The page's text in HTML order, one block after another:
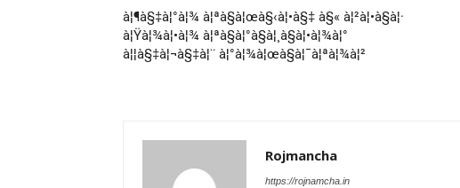
à¦¶à§‡à¦°à¦¾ à¦ªà§à¦œà§‹à¦•à§‡ à§« à¦²à¦•à§à¦·
à¦Ÿà¦¾à¦•à¦¾ à¦ªà§à¦°à§à¦¸à§à¦•à¦¾à¦°
à¦¦à§‡à¦¬à§‡à¦¨ à¦°à¦¾à¦œà§à¦¯à¦ªà¦¾à¦²
Rojmancha
https://rojnamcha.in